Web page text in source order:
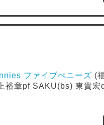
ファイブぺニーズ (
裕章pf SAKU(bs) 東貴宏